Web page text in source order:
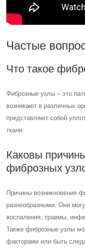
Частые
Что такое
Фиброзные узлы – это
возникают в различных
представляют собой
ткани.
Каковы
фиброзных
Причины возникновения
разнообразными. Они
воспаления, травмы,
Также фиброзные узлы
факторами или быть